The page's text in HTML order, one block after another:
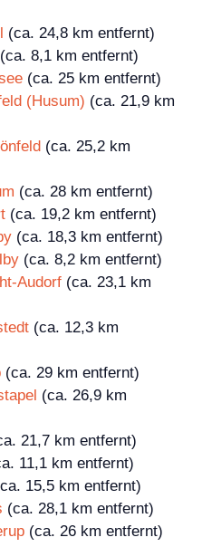
(ca. 24,8 km entfernt)
(ca. 8,1 km entfernt)
(ca. 25 km entfernt)
(Husum) (ca. 21,9 km
(ca. 25,2 km
(ca. 28 km entfernt)
(ca. 19,2 km entfernt)
(ca. 18,3 km entfernt)
(ca. 8,2 km entfernt)
Audorf (ca. 23,1 km
(ca. 12,3 km
(ca. 29 km entfernt)
(ca. 26,9 km
21,7 km entfernt)
11,1 km entfernt)
15,5 km entfernt)
(ca. 28,1 km entfernt)
(ca. 26 km entfernt)